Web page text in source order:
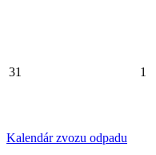
31 1
Kalendár zvozu odpadu